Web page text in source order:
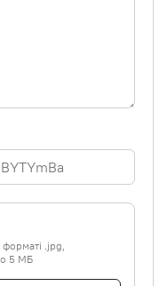
.jpg,
5 МБ